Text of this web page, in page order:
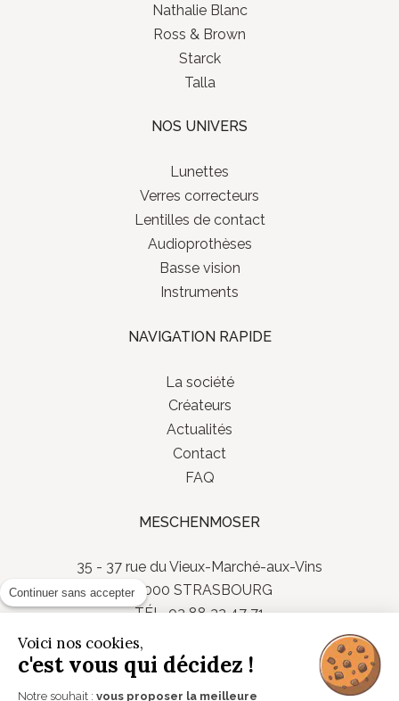
Nathalie Blanc
Ross & Brown
Starck
Talla
NOS UNIVERS
Lunettes
Verres correcteurs
Lentilles de contact
Audioprothèses
Basse vision
Instruments
NAVIGATION RAPIDE
La société
Créateurs
Actualités
Contact
FAQ
MESCHENMOSER
35 - 37 rue du Vieux-Marché-aux-Vins
67000 STRASBOURG
TÉL. 03 88 32 47 71
Du mardi au samedi de 10h00 à 19h00
Continuer sans accepter
Voici nos cookies,
c'est vous qui décidez !
Notre souhait : vous proposer la meilleure